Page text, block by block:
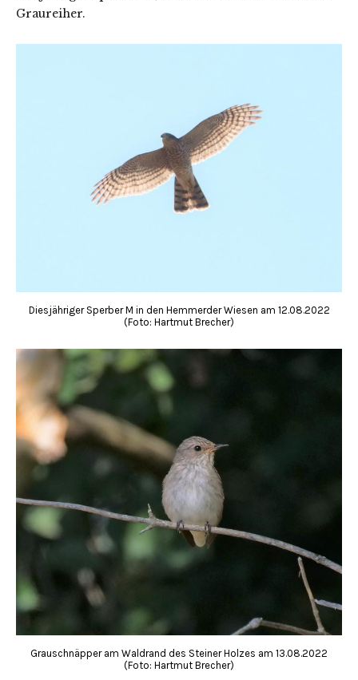
Graureiher.
Diesjähriger Sperber M in den Hemmerder Wiesen am 12.08.2022
(Foto: Hartmut Brecher)
Grauschnäpper am Waldrand des Steiner Holzes am 13.08.2022
(Foto: Hartmut Brecher)